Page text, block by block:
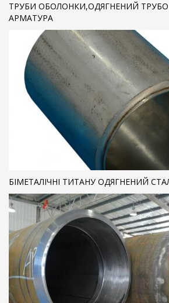
ТРУБИ ОБОЛОНКИ,ОДЯГНЕНИЙ
АРМАТУРА
БІМЕТАЛІЧНІ ТИТАНУ ОДЯГНЕНИЙ